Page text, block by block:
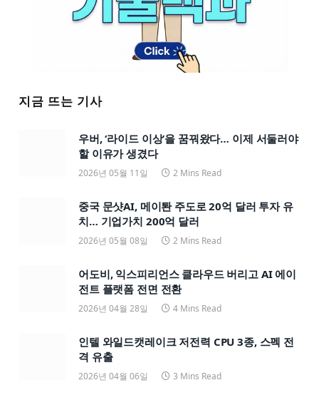
지금 뜨는 기사
우버, ‘라이드 이상’을 꿈꿔왔다… 이제 서둘러야
할 이유가 생겼다
2026년 05월 11일 2 Mins Read
중국 문샷AI, 메이퇀 주도로 20억 달러 투자 유
치… 기업가치 200억 달러
2026년 05월 08일 2 Mins Read
어도비, 익스피리언스 클라우드 버리고 AI 에이
전트 플랫폼 전면 전환
2026년 04월 28일 4 Mins Read
인텔 와일드캣레이크 저전력 CPU 3종, 스펙 전
격 유출
2026년 04월 06일 3 Mins Read